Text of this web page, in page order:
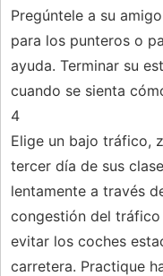
Pregúntele a su
para los punteros o
ayuda. Terminar su
cuando se sienta
4
Elige un bajo tráfico,
tercer día de sus
lentamente a través
congestión del
evitar los coches
carretera. Practique